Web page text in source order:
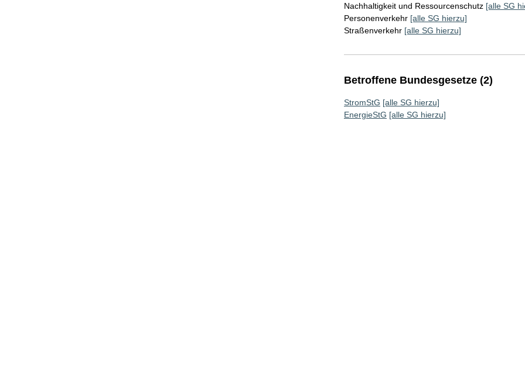
Nachhaltigkeit und Ressourcenschutz [alle SG
Personenverkehr [alle SG hierzu]
Straßenverkehr [alle SG hierzu]
Betroffene Bundesgesetze (2)
StromStG [alle SG hierzu]
EnergieStG [alle SG hierzu]